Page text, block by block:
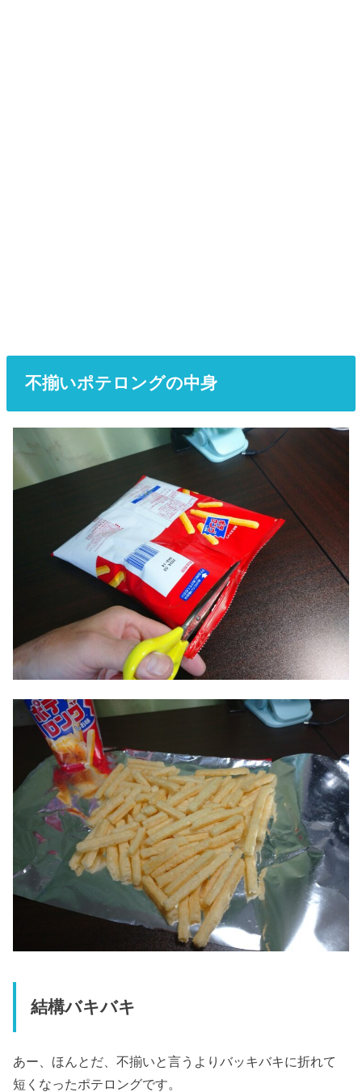
不揃いポテロングの中身
結構バキバキ
あー、ほんとだ、不揃いと言うよりバッキバキに折れて
短くなったポテロングです。